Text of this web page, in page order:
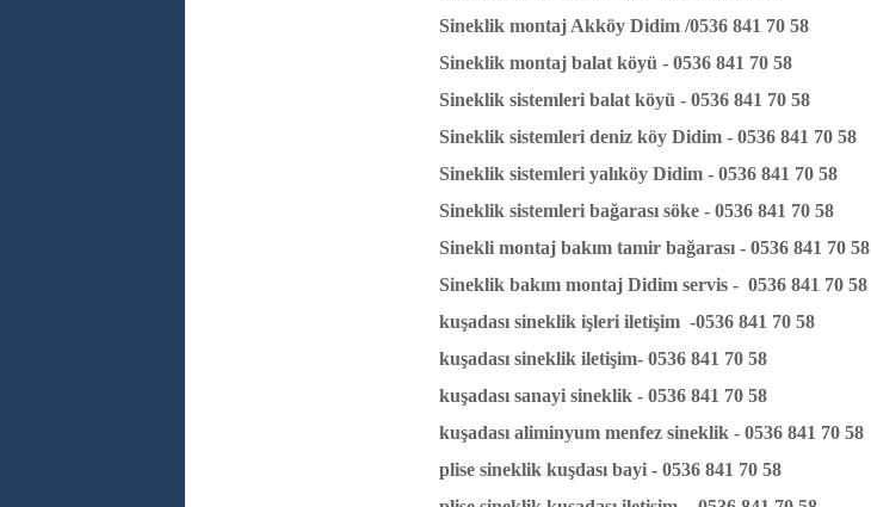
Sineklik montaj Akköy Didim /0536 841 70 58
Sineklik montaj balat köyü - 0536 841 70 58
Sineklik sistemleri balat köyü - 0536 841 70 58
Sineklik sistemleri deniz köy Didim - 0536 841 70 58
Sineklik sistemleri yalıköy Didim - 0536 841 70 58
Sineklik sistemleri bağarası söke - 0536 841 70 58
Sinekli montaj bakım tamir bağarası - 0536 841 70 58
Sineklik bakım montaj Didim servis - 0536 841 70 58
kuşadası sineklik işleri iletişim -0536 841 70 58
kuşadası sineklik iletişim- 0536 841 70 58
kuşadası sanayi sineklik - 0536 841 70 58
kuşadası aliminyum menfez sineklik - 0536 841 70 58
plise sineklik kuşdası bayi - 0536 841 70 58